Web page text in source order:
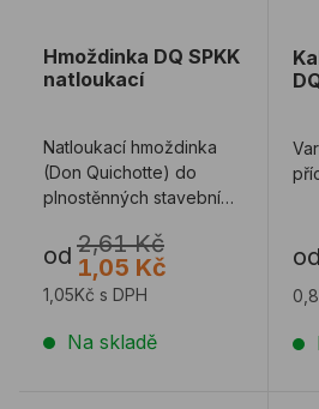
Hmoždinka DQ SPKK
natloukací
Natloukací hmoždinka
(Don Quichotte) do
plnostěnných stavebních
hlavou trnu a ...
od 2,61 Kč
1,05 Kč
1,05Kč s DPH
Na skladě
od